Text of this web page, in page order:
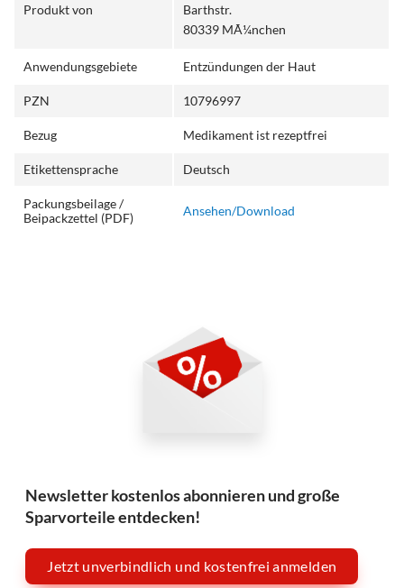
Produkt von
Barthstr.
80339 MÃ¼nchen
Anwendungsgebiete Entzündungen der Haut
PZN 10796997
Bezug Medikament ist rezeptfrei
Etikettensprache Deutsch
Packungsbeilage /
Beipackzettel (PDF)
Ansehen/Download
Newsletter kostenlos abonnieren und große
Sparvorteile entdecken!
Jetzt unverbindlich und kostenfrei anmelden